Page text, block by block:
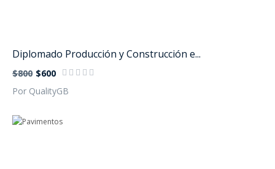
Diplomado Producción y Construcción e...
$800 $600
Por QualityGB